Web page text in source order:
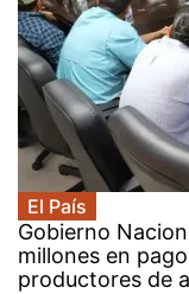
El País
Gobierno
millones en
productores de